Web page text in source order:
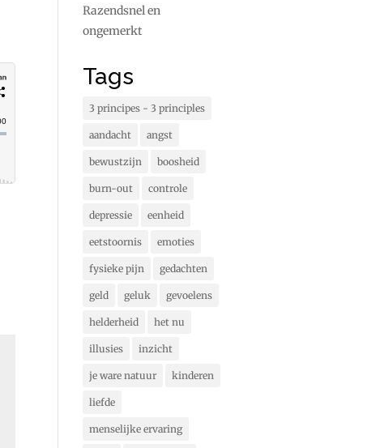
Razendsnel en
ongemerkt
Tags
3 principes - 3 principles
aandacht angst
bewustzijn boosheid
burn-out controle
depressie eenheid
eetstoornis emoties
fysieke pijn gedachten
geld geluk gevoelens
helderheid het nu
illusies inzicht
je ware natuur kinderen
liefde
menselijke ervaring